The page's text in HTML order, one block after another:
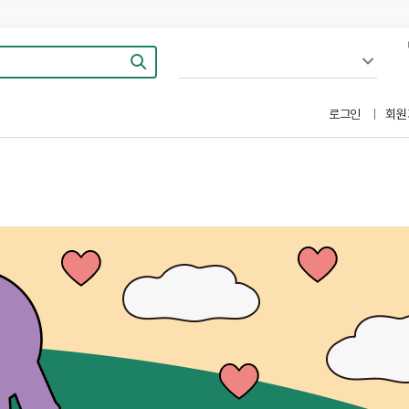
로그인 회